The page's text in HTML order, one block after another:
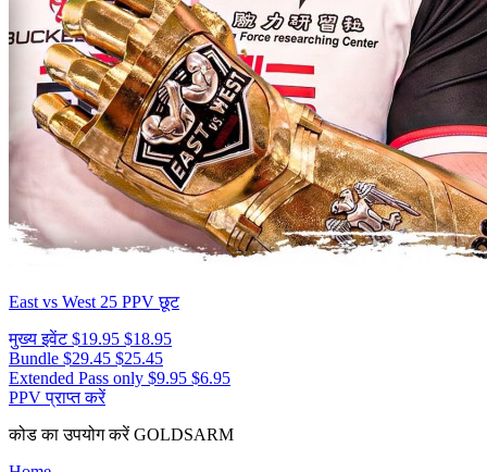
East vs West 25 PPV छूट
मुख्य इवेंट$19.95 $18.95
Bundle $29.45 $25.45
Extended Pass only $9.95 $6.95
PPV प्राप्त करें
कोड का उपयोग करेंGOLDSARM